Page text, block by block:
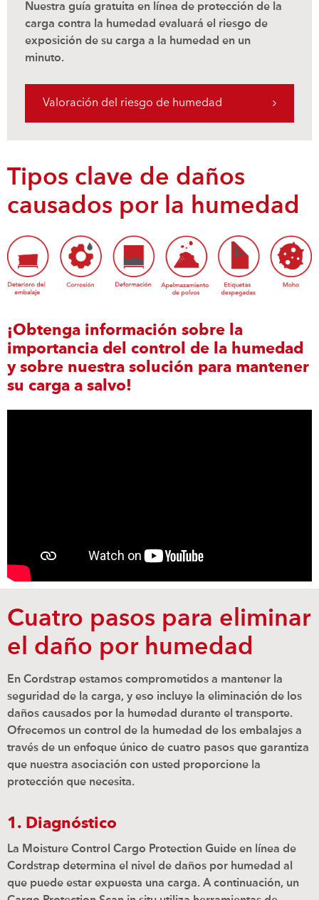
Nuestra guía gratuita en línea de protección de la
carga contra la humedad evaluará el riesgo de
exposición de su carga a la humedad en un
minuto.
Valoración del riesgo de humedad
Tipos clave de daños
causados por la humedad
¡Obtenga información sobre la
importancia del control de la humedad
y sobre nuestra solución para mantener
su carga a salvo!
Cuatro pasos para eliminar
el daño por humedad
En Cordstrap estamos comprometidos a mantener la
seguridad de la carga, y eso incluye la eliminación de los
daños causados por la humedad durante el transporte.
Ofrecemos un control de la humedad de los embalajes a
través de un enfoque único de cuatro pasos que garantiza
que nuestra asociación con usted proporcione la
protección que necesita.
1. Diagnóstico
La Moisture Control Cargo Protection Guide en línea de
Cordstrap determina el nivel de daños por humedad al
que puede estar expuesta una carga. A continuación, un